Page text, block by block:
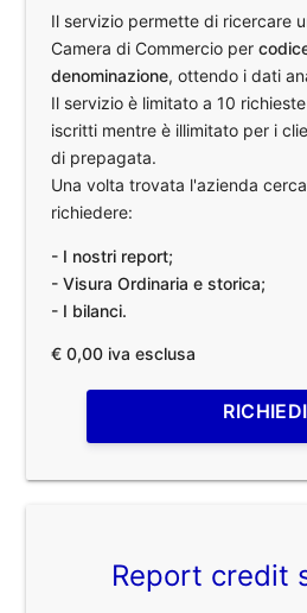
Il servizio permette di ricercare
Camera di Commercio per
denominazione, ottendo i dati
Il servizio è limitato a 10
iscritti mentre è illimitato per i
di prepagata.
Una volta trovata l'azienda
richiedere:
- I nostri report;
- Visura Ordinaria e storica;
- I bilanci.
€ 0,00 iva esclusa
RICHIEDI
Report credit